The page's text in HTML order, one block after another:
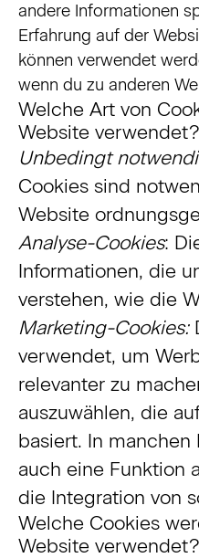
andere Informationen
Erfahrung auf der
können verwendet
wenn du zu anderen
Welche Art von
Website verwendet?
Unbedingt
Cookies sind
Website
Analyse-Cookies:
Informationen, die
verstehen, wie die
Marketing-Cookies:
verwendet, um
relevanter zu
auszuwählen, die
basiert. In manchen
auch eine Funktion
die Integration von
Welche Cookies
Website verwendet?